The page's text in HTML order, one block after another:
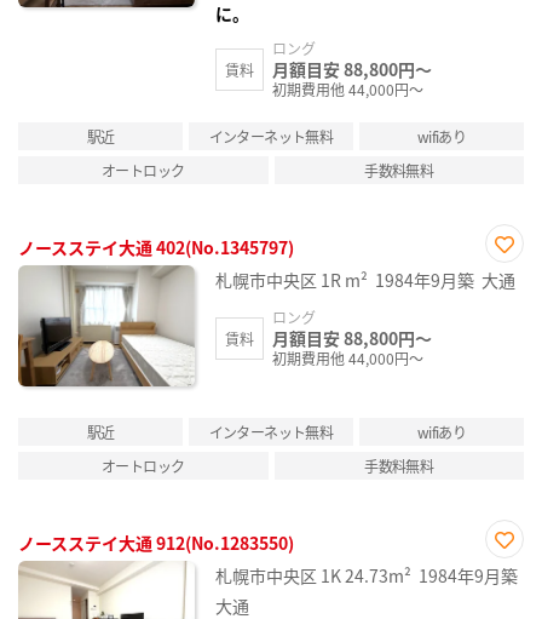
に。
賃料
ロング
月額目安 88,800円～
初期費用他 44,000円～
駅近 インターネット無料
wifiあり
オートロック
手数料無料
ノースステイ大通 402(No.1345797)
お気
に入
札幌市中央区 1R m² 1984年9月築 大通
賃料
ロング
月額目安 88,800円～
初期費用他 44,000円～
駅近 インターネット無料
wifiあり
オートロック
手数料無料
ノースステイ大通 912(No.1283550)
お気
に入
札幌市中央区 1K24.73m² 1984年9月築
大通